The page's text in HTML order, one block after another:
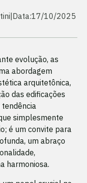
|Data:17/10/2025
evolução, as
abordagem
arquitetônica,
das edificações
simplesmente
é um convite para
um abraço
harmoniosa.